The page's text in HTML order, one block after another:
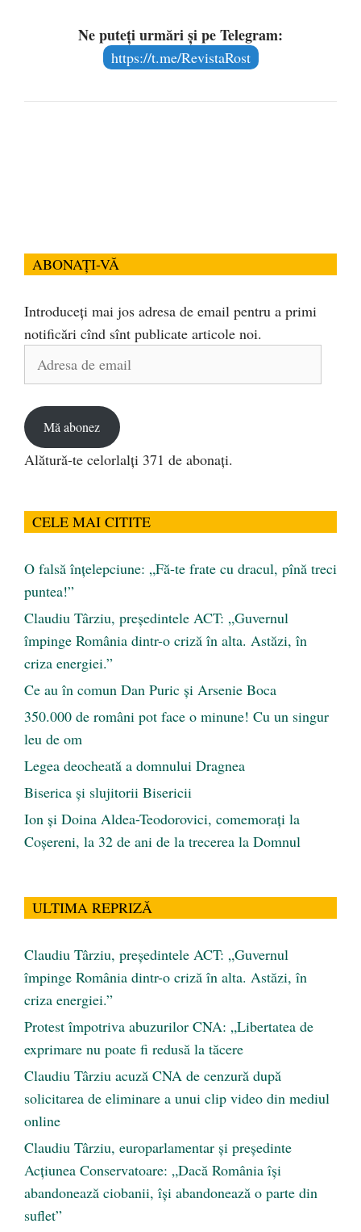
Ne puteți urmări și pe Telegram:
https://t.me/RevistaRost
ABONAȚI-VĂ
Introduceți mai jos adresa de email pentru a primi
notificări cînd sînt publicate articole noi.
Adresa
Mă abonez
Alătură-te celorlalți 371 de abonați.
CELE MAI CITITE
O falsă înțelepciune: „Fă-te frate cu dracul, pînă treci
puntea!”
Claudiu Târziu, președintele ACT: „Guvernul
împinge România dintr-o criză în alta. Astăzi, în
criza energiei.”
Ce au în comun Dan Puric şi Arsenie Boca
350.000 de români pot face o minune! Cu un singur
leu de om
Legea deocheată a domnului Dragnea
Biserica și slujitorii Bisericii
Ion și Doina Aldea-Teodorovici, comemorați la
Coșereni, la 32 de ani de la trecerea la Domnul
ULTIMA REPRIZĂ
Claudiu Târziu, președintele ACT: „Guvernul
împinge România dintr-o criză în alta. Astăzi, în
criza energiei.”
Protest împotriva abuzurilor CNA: „Libertatea de
exprimare nu poate fi redusă la tăcere
Claudiu Târziu acuză CNA de cenzură după
solicitarea de eliminare a unui clip video din mediul
online
Claudiu Târziu, europarlamentar și președinte
Acțiunea Conservatoare: „Dacă România își
abandonează ciobanii, își abandonează o parte din
suflet”